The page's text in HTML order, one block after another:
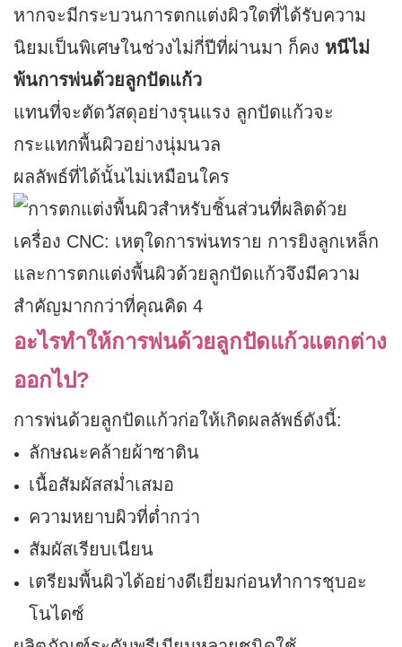
หากจะมีกระบวนการตกแต่งผิวใดที่ได้รับความ
นิยมเป็นพิเศษในช่วงไม่กี่ปีที่ผ่านมา ก็คง หนีไม่
พ้นการพ่นด้วยลูกปัดแก้ว
แทนที่จะตัดวัสดุอย่างรุนแรง ลูกปัดแก้วจะ
กระแทกพื้นผิวอย่างนุ่มนวล
ผลลัพธ์ที่ได้นั้นไม่เหมือนใคร
อะไรทำให้การพ่นด้วยลูกปัดแก้วแตกต่าง
ออกไป?
การพ่นด้วยลูกปัดแก้วก่อให้เกิดผลลัพธ์ดังนี้:
ลักษณะคล้ายผ้าซาติน
เนื้อสัมผัสสม่ำเสมอ
ความหยาบผิวที่ต่ำกว่า
สัมผัสเรียบเนียน
เตรียมพื้นผิวได้อย่างดีเยี่ยมก่อนทำการชุบอะ
โนไดซ์